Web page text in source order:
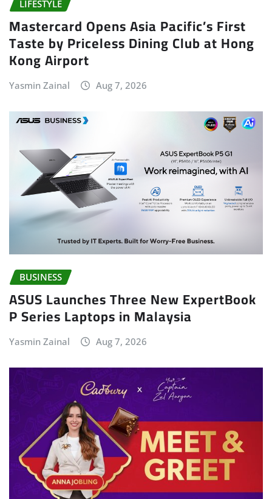
LIFESTYLE
Mastercard Opens Asia Pacific’s First
Taste by Priceless Dining Club at Hong
Kong Airport
Yasmin Zainal Aug 7, 2026
BUSINESS
ASUS Launches Three New ExpertBook
P Series Laptops in Malaysia
Yasmin Zainal Aug 7, 2026